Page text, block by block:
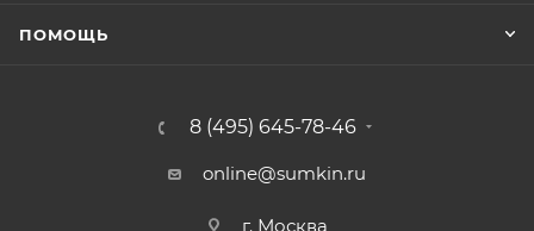
ПОМОЩЬ
8 (495) 645-78-46
online@sumkin.ru
г. Москва